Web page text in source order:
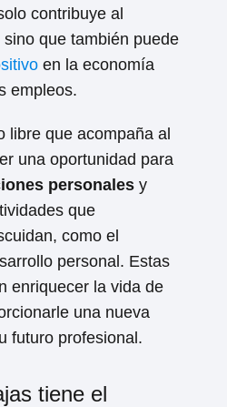
contribuye al
que también puede
en la economía
empleos.
libre que acompaña al
una oportunidad para
personales y
que
como el
personal. Estas
enriquecer la vida de
una nueva
futuro profesional.
tiene el